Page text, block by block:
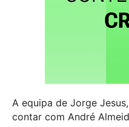
A equipa de Jorge
contar com André